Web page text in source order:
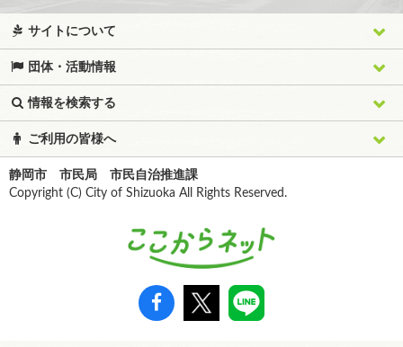
サイトについて
団体・活動情報
情報を検索する
ご利用の皆様へ
静岡市 市民局 市民自治推進課
Copyright (C) City of Shizuoka All Rights Reserved.